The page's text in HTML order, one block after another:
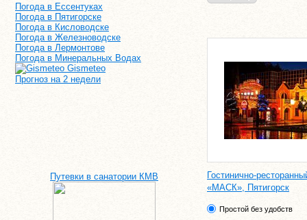
Гостинично-
«МАСК», Пятигорск
Простой без удобств
Погода в Ессентуках
Погода в Пятигорске
Погода в Кисловодске
Погода в Железноводске
Погода в Лермонтове
Погода в Минеральных Водах
Gismeteo
Прогноз на 2 недели
Путевки в санатории КМВ